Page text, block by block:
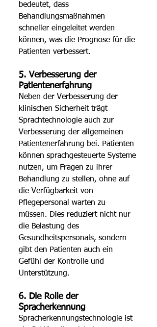
bedeutet, dass
Behandlungsmaßnahmen
schneller eingeleitet werden
können, was die Prognose für die
Patienten verbessert.
5. Verbesserung der
Patientenerfahrung
Neben der Verbesserung der
klinischen Sicherheit trägt
Sprachtechnologie auch zur
Verbesserung der allgemeinen
Patientenerfahrung bei. Patienten
können sprachgesteuerte Systeme
nutzen, um Fragen zu ihrer
Behandlung zu stellen, ohne auf
die Verfügbarkeit von
Pflegepersonal warten zu
müssen. Dies reduziert nicht nur
die Belastung des
Gesundheitspersonals, sondern
gibt den Patienten auch ein
Gefühl der Kontrolle und
Unterstützung.
6. Die Rolle der
Spracherkennung
Spracherkennungstechnologie ist